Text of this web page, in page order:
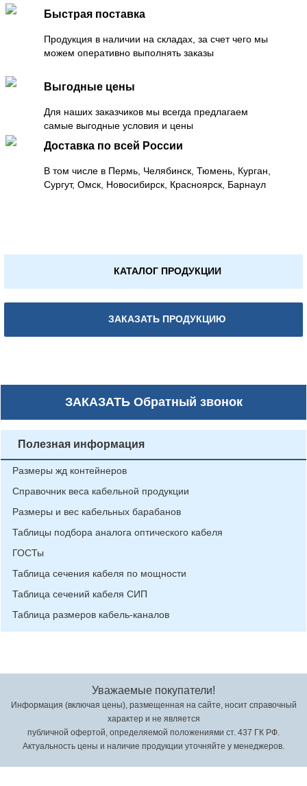
Быстрая поставка
Продукция в наличии на складах, за счет чего мы
можем оперативно выполнять заказы
Выгодные цены
Для наших заказчиков мы всегда предлагаем
самые выгодные условия и цены
Доставка по всей России
В том числе в Пермь, Челябинск, Тюмень, Курган,
Сургут, Омск, Новосибирск, Красноярск, Барнаул
КАТАЛОГ ПРОДУКЦИИ
ЗАКАЗАТЬ ПРОДУКЦИЮ
ЗАКАЗАТЬОбратный звонок
Полезная информация
Размеры жд контейнеров
Справочник веса кабельной продукции
Размеры и вес кабельных барабанов
Таблицы подбора аналога оптического кабеля
ГОСТы
Таблица сечения кабеля по мощности
Таблица сечений кабеля СИП
Таблица размеров кабель-каналов
Уважаемые покупатели!
Информация (включая цены), размещенная на сайте, носит справочный
характер и не является
публичной офертой, определяемой положениями ст. 437 ГК РФ.
Актуальность цены и наличие продукции уточняйте у менеджеров.